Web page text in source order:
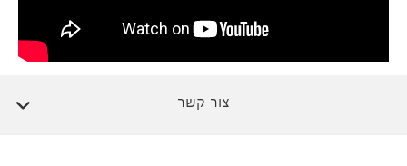
צור קשר